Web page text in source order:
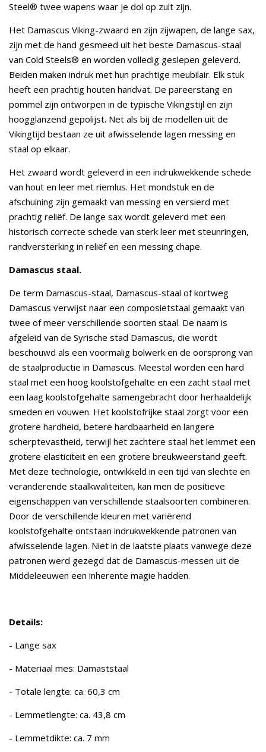
Steel® twee wapens waar je dol op zult zijn.
Het Damascus Viking-zwaard en zijn zijwapen, de lange sax,
zijn met de hand gesmeed uit het beste Damascus-staal
van Cold Steels® en worden volledig geslepen geleverd.
Beiden maken indruk met hun prachtige meubilair. Elk stuk
heeft een prachtig houten handvat. De pareerstang en
pommel zijn ontworpen in de typische Vikingstijl en zijn
hoogglanzend gepolijst. Net als bij de modellen uit de
Vikingtijd bestaan ze uit afwisselende lagen messing en
staal op elkaar.
Het zwaard wordt geleverd in een indrukwekkende schede
van hout en leer met riemlus. Het mondstuk en de
afschuining zijn gemaakt van messing en versierd met
prachtig reliëf. De lange sax wordt geleverd met een
historisch correcte schede van sterk leer met steunringen,
randversterking in reliëf en een messing chape.
Damascus staal.
De term Damascus-staal, Damascus-staal of kortweg
Damascus verwijst naar een composietstaal gemaakt van
twee of meer verschillende soorten staal. De naam is
afgeleid van de Syrische stad Damascus, die wordt
beschouwd als een voormalig bolwerk en de oorsprong van
de staalproductie in Damascus. Meestal worden een hard
staal met een hoog koolstofgehalte en een zacht staal met
een laag koolstofgehalte samengebracht door herhaaldelijk
smeden en vouwen. Het koolstofrijke staal zorgt voor een
grotere hardheid, betere hardbaarheid en langere
scherptevastheid, terwijl het zachtere staal het lemmet een
grotere elasticiteit en een grotere breukweerstand geeft.
Met deze technologie, ontwikkeld in een tijd van slechte en
veranderende staalkwaliteiten, kan men de positieve
eigenschappen van verschillende staalsoorten combineren.
Door de verschillende kleuren met variërend
koolstofgehalte ontstaan indrukwekkende patronen van
afwisselende lagen. Niet in de laatste plaats vanwege deze
patronen werd gezegd dat de Damascus-messen uit de
Middeleeuwen een inherente magie hadden.
Details:
- Lange sax
- Materiaal mes: Damaststaal
- Totale lengte: ca. 60,3 cm
- Lemmetlengte: ca. 43,8 cm
- Lemmetdikte: ca. 7 mm